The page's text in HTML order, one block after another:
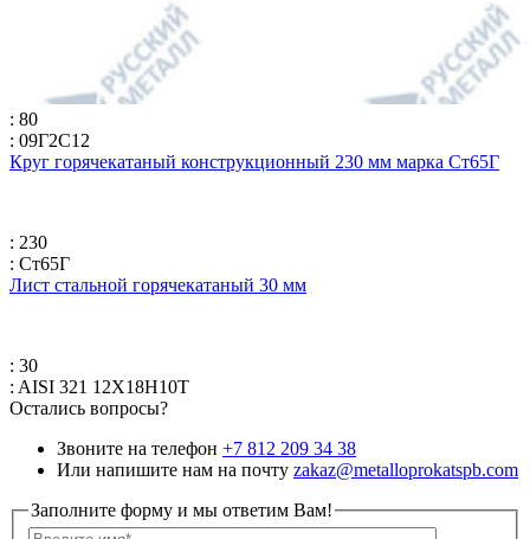
: 80
: 09Г2С12
Круг горячекатаный конструкционный 230 мм марка Ст65Г
: 230
: Ст65Г
Лист стальной горячекатаный 30 мм
: 30
: AISI 321 12Х18Н10Т
Остались вопросы?
Звоните на телефон +7 812 209 34 38
Или напишите нам на почту zakaz@metalloprokatspb.com
Заполните форму и мы ответим Вам!